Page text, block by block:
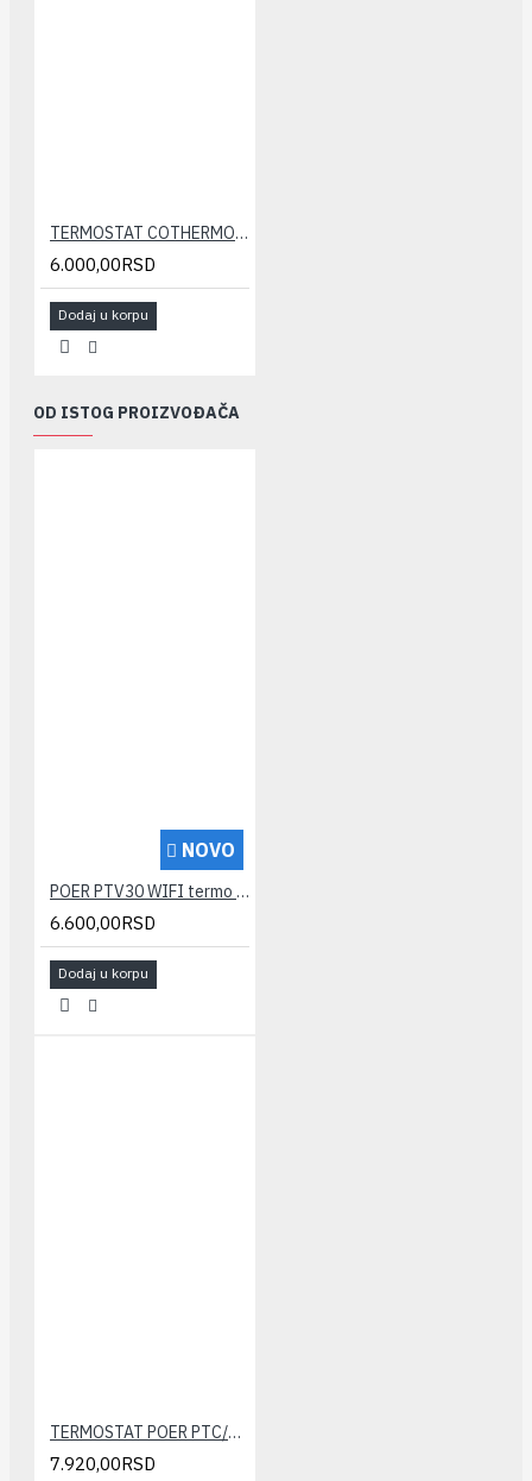
TERMOSTAT COTHERMO C7 RF(bežični, programski)
6.000,00RSD
Dodaj u korpu
OD ISTOG PROIZVOĐAČA
NOVO
POER PTV30 WIFI termo glava
6.600,00RSD
Dodaj u korpu
TERMOSTAT POER PTC/PTR
7.920,00RSD